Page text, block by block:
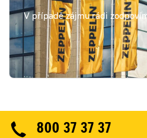
V případě zájmu rádi
800 37 37 37